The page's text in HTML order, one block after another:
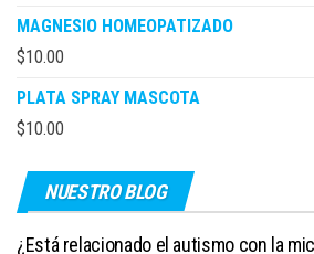
MAGNESIO HOMEOPATIZADO
$10.00
PLATA SPRAY MASCOTA
$10.00
NUESTRO BLOG
¿Está relacionado el autismo con la